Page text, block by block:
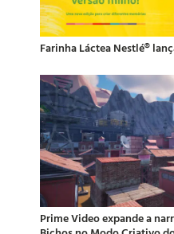
Farinha Láctea Nestlé®
Prime Video expande a